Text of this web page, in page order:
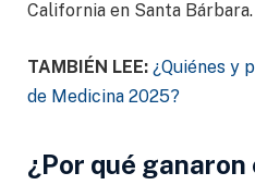
California en Santa Bárbara.
TAMBIÉN LEE: ¿Quiénes y
de Medicina 2025?
¿Por qué